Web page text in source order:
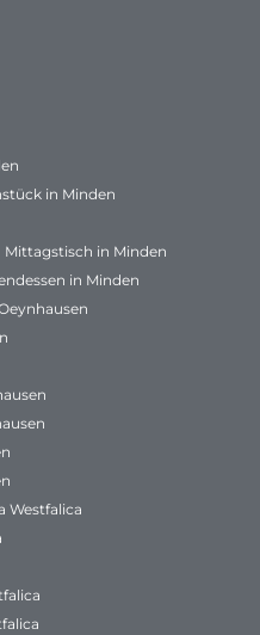
in Minden
Mittagstisch in Minden
in Minden
Westfalica